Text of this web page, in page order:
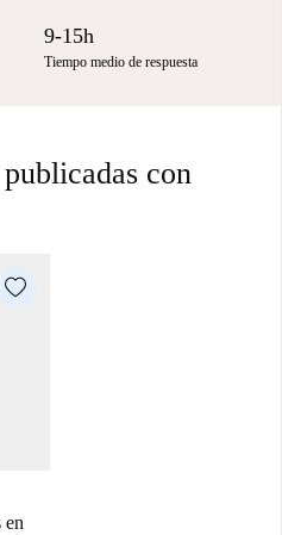
9-15h
Tiempo medio de respuesta
con
en